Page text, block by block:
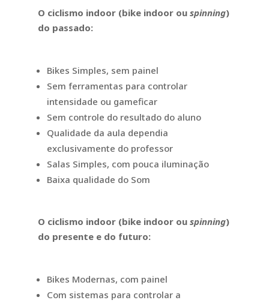
O ciclismo indoor (bike indoor ou spinning)
do passado:
Bikes Simples, sem painel
Sem ferramentas para controlar
intensidade ou gameficar
Sem controle do resultado do aluno
Qualidade da aula dependia
exclusivamente do professor
Salas Simples, com pouca iluminação
Baixa qualidade do Som
O ciclismo indoor (bike indoor ou spinning)
do presente e do futuro:
Bikes Modernas, com painel
Com sistemas para controlar a